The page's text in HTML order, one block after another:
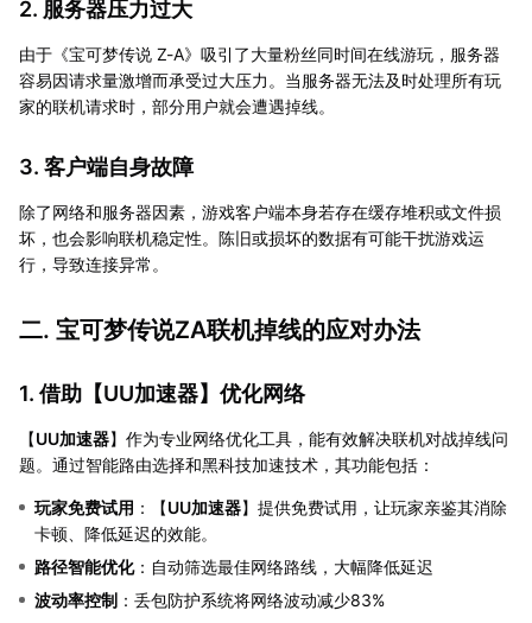
2. 服务器压力过大
由于《宝可梦传说 Z-A》吸引了大量粉丝同时间在线游玩，服务器
容易因请求量激增而承受过大压力。当服务器无法及时处理所有玩
家的联机请求时，部分用户就会遭遇掉线。
3. 客户端自身故障
除了网络和服务器因素，游戏客户端本身若存在缓存堆积或文件损
坏，也会影响联机稳定性。陈旧或损坏的数据有可能干扰游戏运
行，导致连接异常。
二. 宝可梦传说ZA联机掉线的应对办法
1. 借助【UU加速器】优化网络
【UU加速器】作为专业网络优化工具，能有效解决联机对战掉线问
题。通过智能路由选择和黑科技加速技术，其功能包括：
玩家免费试用 ：【UU加速器】提供免费试用，让玩家亲鉴其消除
卡顿、降低延迟的效能。
路径智能优化：自动筛选最佳网络路线，大幅降低延迟
波动率控制 ：丢包防护系统将网络波动减少83%